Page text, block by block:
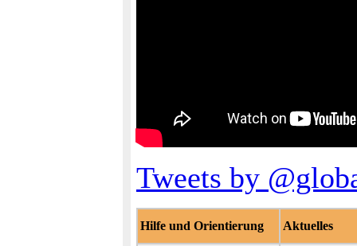
Tweets by
Hilfe und Orientierung Aktuelles